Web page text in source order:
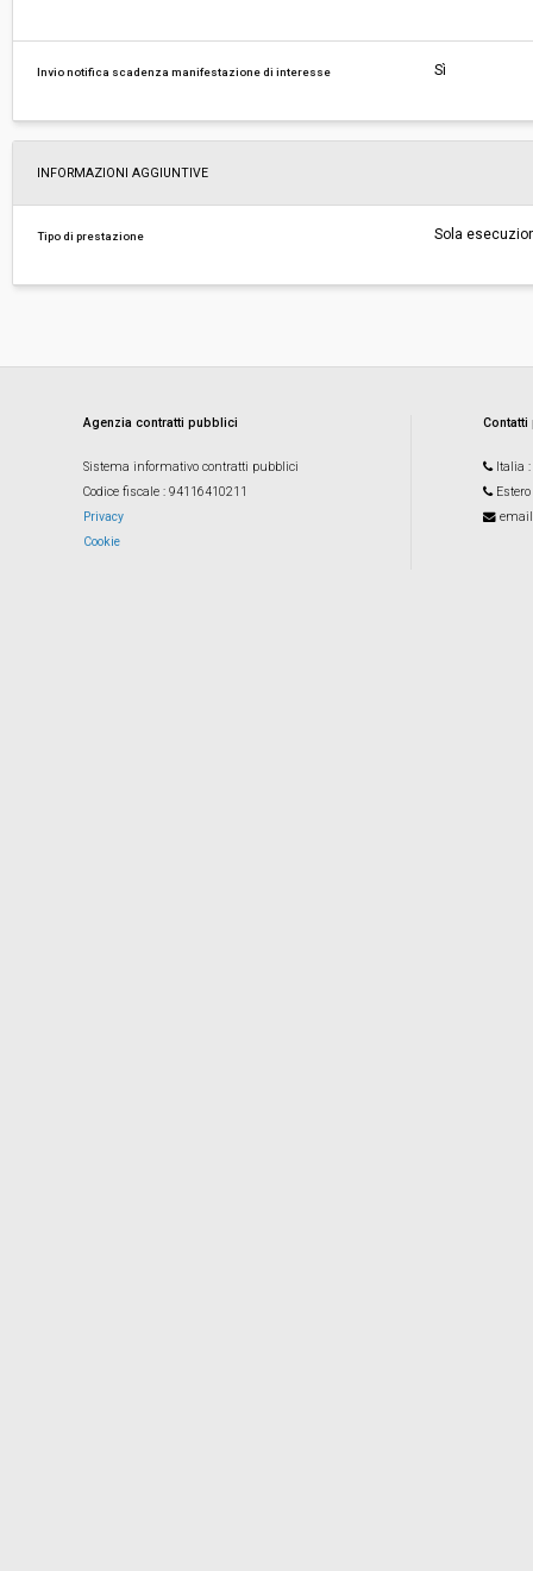
Invio notifica scadenza manifestazione di interesse Sì
INFORMAZIONI AGGIUNTIVE
Tipo di prestazione Sola
Agenzia contratti pubblici
Sistema informativo contratti pubblici
Codice fiscale : 94116410211
Privacy
Cookie
Italia
Estero
email